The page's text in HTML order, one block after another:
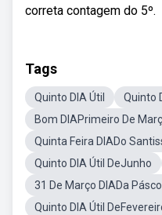
correta contagem do 5º.
Tags
Quinto DIA Útil
Quinto
Bom DIAPrimeiro De
Quinta Feira DIADo
Quinto DIA Útil DeJunho
31 De Março DIADa
Quinto DIA Útil